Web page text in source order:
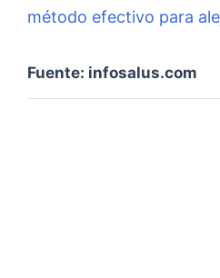
método efectivo para
Fuente: infosalus.com